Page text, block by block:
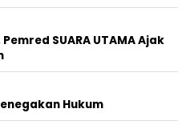
SUARA UTAMA Ajak
Hukum